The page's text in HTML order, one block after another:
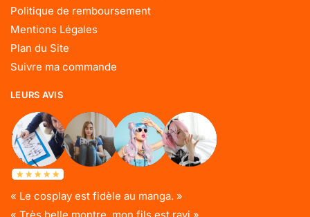
Politique de remboursement
Mentions Légales
Plan du Site
Suivre ma commande
LEURS AVIS
« Le cosplay est fidèle au manga. »